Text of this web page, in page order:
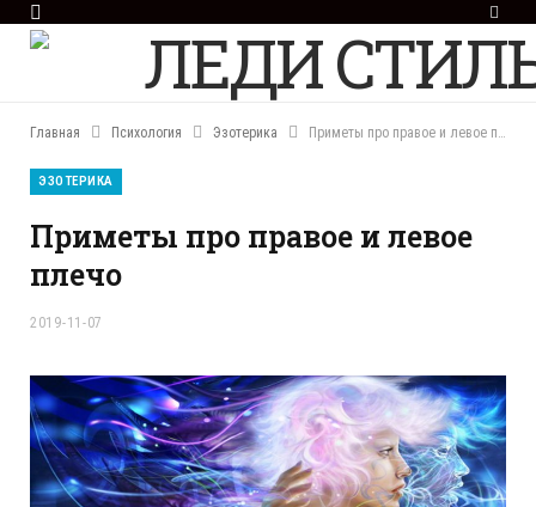
e
Главная Психология Эзотерика Приметы про правое и левое плечо
ЭЗОТЕРИКА
Приметы про правое и левое
плечо
2019-11-07